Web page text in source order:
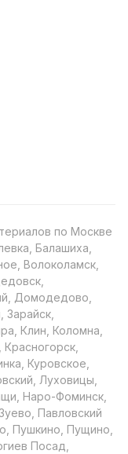
по Москве
Балашиха,
Волоколамск,
Домодедово,
Клин, Коломна,
Куровское,
Луховицы,
Наро-Фоминск,
Павловский
Пушкино, Пущино,
Посад,